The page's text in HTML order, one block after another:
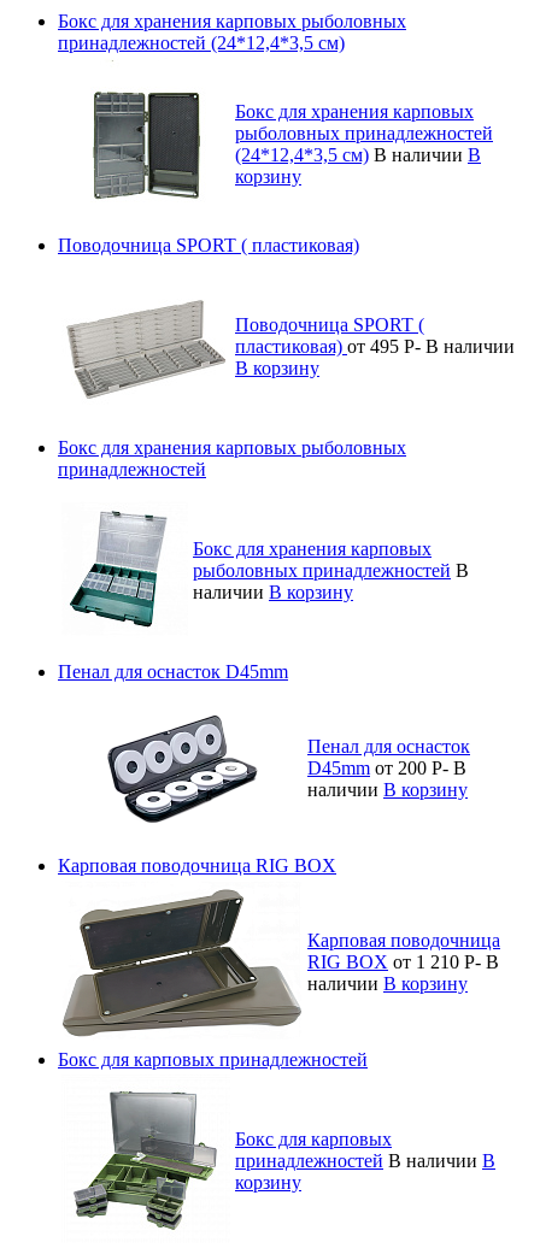
Бокс для хранения карповых рыболовных
принадлежностей (24*12,4*3,5 см)
Бокс для хранения карповых
рыболовных принадлежностей
(24*12,4*3,5 см) В наличии В
корзину
Поводочница SPORT ( пластиковая)
Поводочница SPORT (
пластиковая) от 495 Р- В наличии
В корзину
Бокс для хранения карповых рыболовных
принадлежностей
Бокс для хранения карповых
рыболовных принадлежностей В
наличии В корзину
Пенал для оснасток D45mm
Пенал для оснасток
D45mm от 200 Р- В
наличии В корзину
Карповая поводочница RIG BOX
Карповая поводочница
RIG BOX от 1 210 Р- В
наличии В корзину
Бокс для карповых принадлежностей
Бокс для карповых
принадлежностей В наличии В
корзину